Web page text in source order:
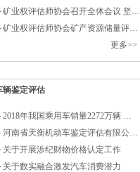
矿业权评估师协会召开全体会议 坚…
矿业权评估师协会矿产资源储量评…
更多>>
辆鉴定评估
2018年我国乘用车销量2272万辆 …
河南省天衡机动车鉴定评估有限公…
关于开展涉纪财物价格认定工作
关于数实融合激发汽车消费潜力